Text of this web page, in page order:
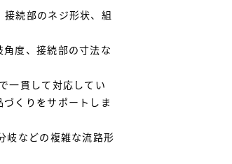
続部のネジ形状、組
度、接続部の寸法な
一貫して対応してい
くりをサポートしま
岐などの複雑な流路形